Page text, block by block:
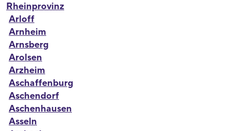
Rheinprovinz
Arloff
Arnheim
Arnsberg
Arolsen
Arzheim
Aschaffenburg
Aschendorf
Aschenhausen
Asseln